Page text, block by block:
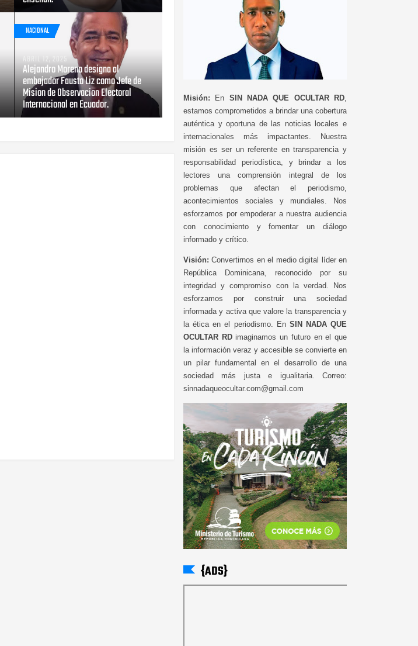
NACIONAL
ABRIL 12, 2025
Alejandro Moreno designa al
embajador Fausto Liz como Jefe de
Mision de Observacion Electoral
Internacional en Ecuador. Misión: En SIN NADA QUE OCULTAR RD
estamos comprometidos a brindar una cobertura
auténtica y oportuna de las noticias locales e
internacionales más impactantes. Nuestra
misión es ser un referente en transparencia y
responsabilidad periodística, y brindar a los
lectores una comprensión integral de los
problemas que afectan el periodismo,
acontecimientos sociales y mundiales. Nos
esforzamos por empoderar a nuestra audiencia
con conocimiento y fomentar un diálogo
informado y crítico.
Visión: Convertirnos en el medio digital líder en
República Dominicana, reconocido por su
integridad y compromiso con la verdad. Nos
esforzamos por construir una sociedad
informada y activa que valore la transparencia y
la ética en el periodismo. En SIN NADA QUE
OCULTAR RDimaginamos un futuro en el que
la información veraz y accesible se convierte en
un pilar fundamental en el desarrollo de una
sociedad más justa e igualitaria. Correo:
sinnadaqueocultar.com@gmail.com
{ADS}